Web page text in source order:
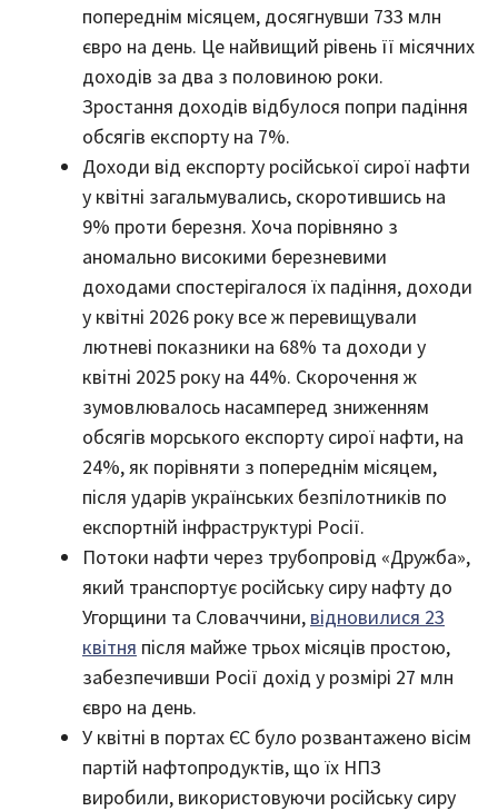
попереднім місяцем, досягнувши 733 млн
євро на день. Це найвищий рівень її місячних
доходів за два з половиною роки.
Зростання доходів відбулося попри падіння
обсягів експорту на 7%.
Доходи від експорту російської сирої нафти
у квітні загальмувались, скоротившись на
9% проти березня. Хоча порівняно з
аномально високими березневими
доходами спостерігалося їх падіння, доходи
у квітні 2026 року все ж перевищували
лютневі показники на 68% та доходи у
квітні 2025 року на 44%. Скорочення ж
зумовлювалось насамперед зниженням
обсягів морського експорту сирої нафти, на
24%, як порівняти з попереднім місяцем,
після ударів українських безпілотників по
експортній інфраструктурі Росії.
Потоки нафти через трубопровід «Дружба»,
який транспортує російську сиру нафту до
Угорщини та Словаччини, відновилися 23
квітня після майже трьох місяців простою,
забезпечивши Росії дохід у розмірі 27 млн ​​
євро на день.
У квітні в портах ЄС було розвантажено вісім
партій нафтопродуктів, що їх НПЗ
виробили, використовуючи російську сиру